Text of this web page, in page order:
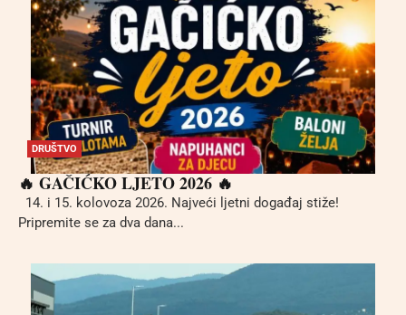
DRUŠTVO
🔥 GAČIĆKO LJETO 2026 🔥
14. i 15. kolovoza 2026. Najveći ljetni događaj stiže!
Pripremite se za dva dana...